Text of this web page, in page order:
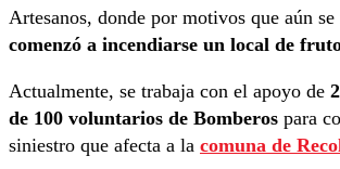
Artesanos, donde por motivos que aún
comenzó a incendiarse un local de
Actualmente, se trabaja con el apoyo de
de 100 voluntarios de Bomberos para
siniestro que afecta a la comuna de